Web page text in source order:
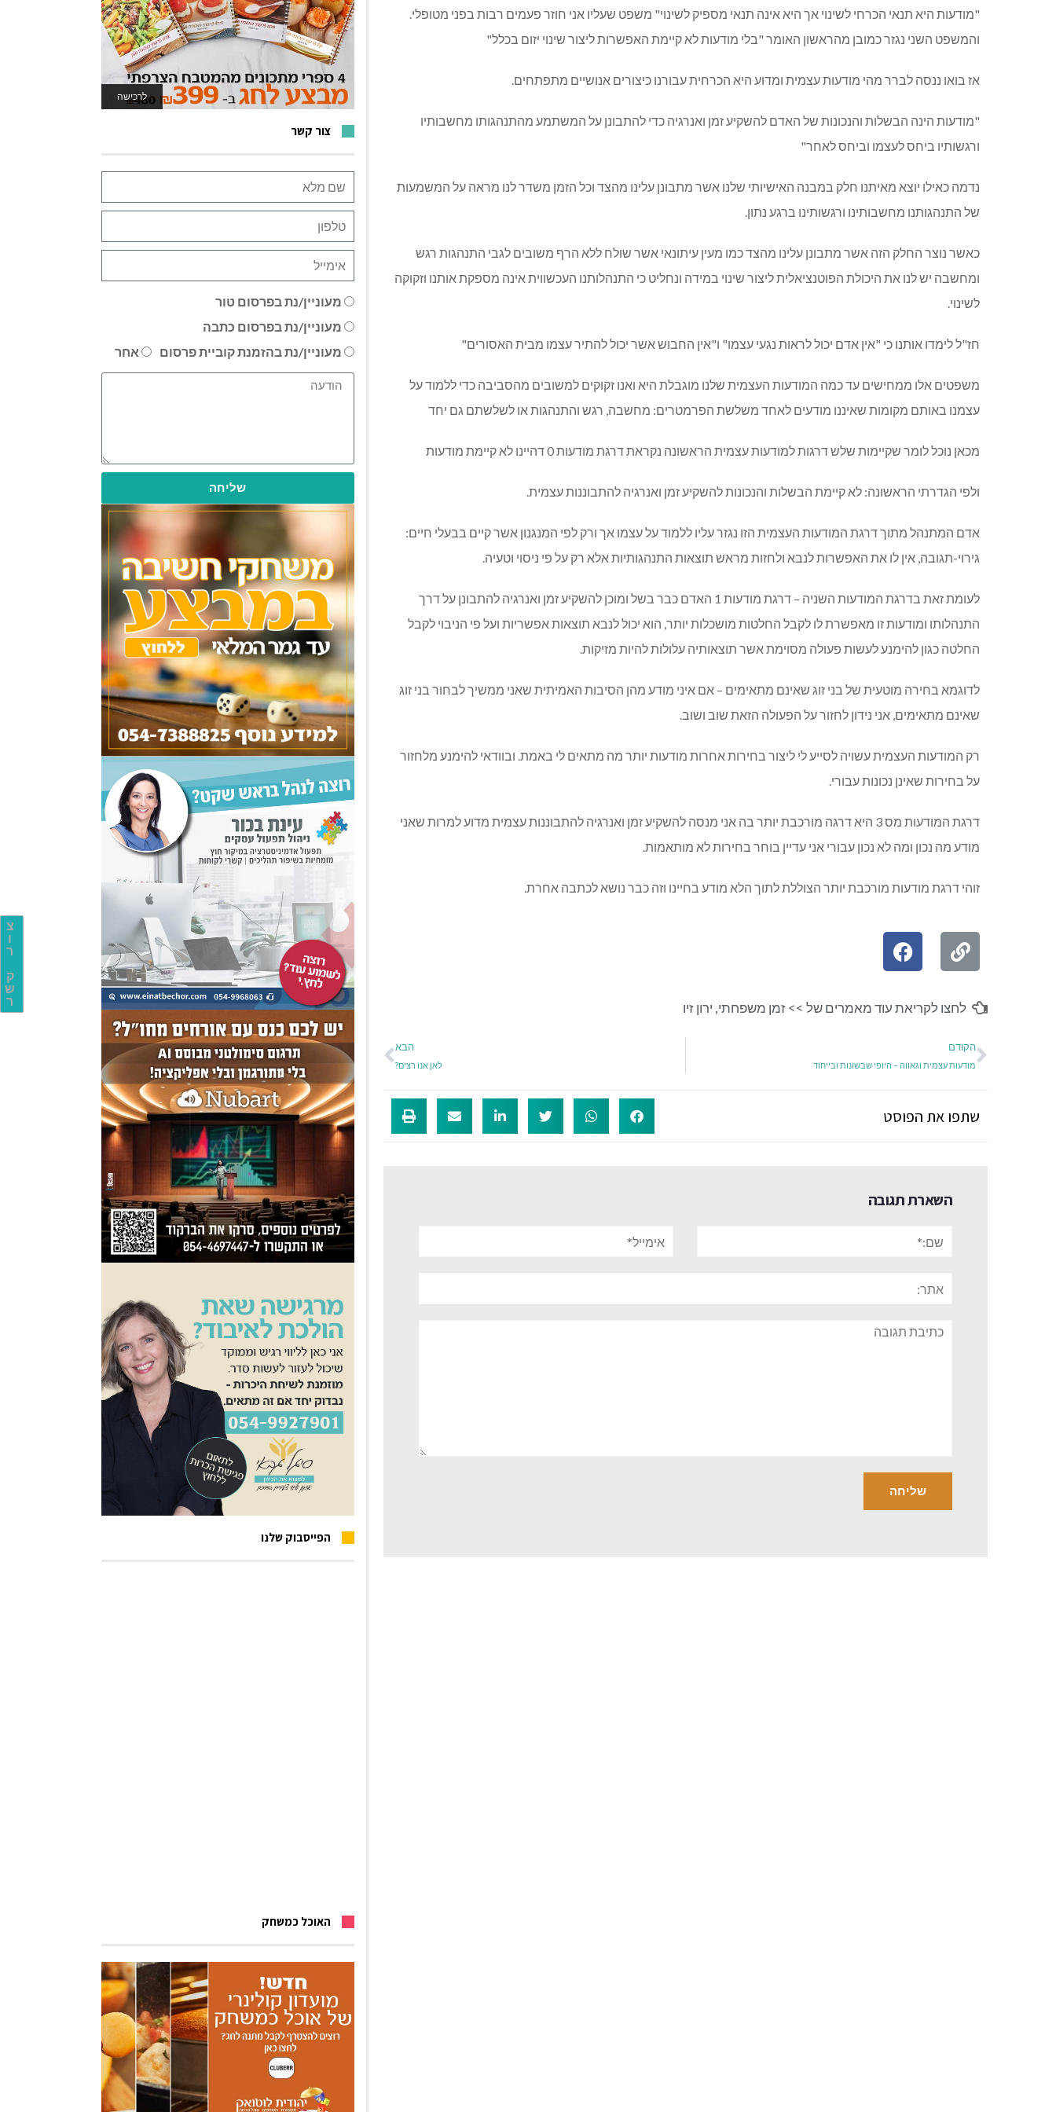
צ
ו
ר
ק
ש
ר
"מודעות היא תנאי הכרחי לשינוי אך היא אינה תנאי מספיק לשינוי" משפט שעליו אני חוזר פעמים רבות בפני מטופלי.
והמשפט השני נגזר כמובן מהראשון האומר "בלי מודעות לא קיימת האפשרות ליצור שינוי יזום בכלל"
אז בואו ננסה לברר מהי מודעות עצמית ומדוע היא הכרחית עבורנו כיצורים אנושיים מתפתחים.
"מודעות הינה הבשלות והנכונות של האדם להשקיע זמן ואנרגיה כדי להתבונן על המשתמע מהתנהגותו מחשבותיו
ורגשותיו ביחס לעצמו וביחס לאחר"
נדמה כאילו יוצא מאיתנו חלק במבנה האישיותי שלנו אשר מתבונן עלינו מהצד וכל הזמן משדר לנו מראה על המשמעות
של התנהגותנו מחשבותינו ורגשותינו ברגע נתון.
כאשר נוצר החלק הזה אשר מתבונן עלינו מהצד כמו מעין עיתונאי אשר שולח ללא הרף משובים לגבי התנהגות רגש
ומחשבה יש לנו את היכולת הפוטנציאלית ליצור שינוי במידה ונחליט כי התנהלותנו העכשווית אינה מספקת אותנו וזקוקה
לשינוי.
חז"ל לימדו אותנו כי "אין אדם יכול לראות נגעי עצמו" ו"אין החבוש אשר יכול להתיר עצמו מבית האסורים"
משפטים אלו ממחישים עד כמה המודעות העצמית שלנו מוגבלת היא ואנו זקוקים למשובים מהסביבה כדי ללמוד על
עצמנו באותם מקומות שאיננו מודעים לאחד משלשת הפרמטרים: מחשבה, רגש והתנהגות או לשלשתם גם יחד
מכאן נוכל לומר שקיימות שלש דרגות למודעות עצמית הראשונה נקראת דרגת מודעות 0 דהיינו לא קיימת מודעות
ולפי הגדרתי הראשונה: לא קיימת הבשלות והנכונות להשקיע זמן ואנרגיה להתבוננות עצמית.
אדם המתנהל מתוך דרגת המודעות העצמית הזו נגזר עליו ללמוד על עצמו אך ורק לפי המנגנון אשר קיים בבעלי חיים:
גירוי-תגובה, אין לו את האפשרות לנבא ולחזות מראש תוצאות התנהגותיות אלא רק על פי ניסוי וטעיה.
לעומת זאת בדרגת המודעות השניה – דרגת מודעות 1 האדם כבר בשל ומוכן להשקיע זמן ואנרגיה להתבונן על דרך
התנהלותו ומודעות זו מאפשרת לו לקבל החלטות מושכלות יותר, הוא יכול לנבא תוצאות אפשריות ועל פי הניבוי לקבל
החלטה כגון להימנע לעשות פעולה מסוימת אשר תוצאותיה עלולות להיות מזיקות.
לדוגמא בחירה מוטעית של בני זוג שאינם מתאימים – אם איני מודע מהן הסיבות האמיתית שאני ממשיך לבחור בני זוג
שאינם מתאימים, אני נידון לחזור על הפעולה הזאת שוב ושוב.
רק המודעות העצמית עשויה לסייע לי ליצור בחירות אחרות מודעות יותר מה מתאים לי באמת. ובוודאי להימנע מלחזור
על בחירות שאינן נכונות עבורי.
דרגת המודעות מס 3 היא דרגה מורכבת יותר בה אני מנסה להשקיע זמן ואנרגיה להתבוננות עצמית מדוע למרות שאני
מודע מה נכון ומה לא נכון עבורי אני עדיין בוחר בחירות לא מותאמות.
זוהי דרגת מודעות מורכבת יותר הצוללת לתוך הלא מודע בחיינו וזה כבר נושא לכתבה אחרת.
לחצו לקריאת עוד מאמרים של >>זמן משפחתי, ירון זיו
הקודם
מודעות עצמית וגאווה – היופי שבשונות ובייחוד
הבא
לאן אנו רצים?
שתפו את הפוסט
השארת תגובה
תגובה
לרכישה
לאתר המשחקים
צור קשר
מעוניין/נת בפרסום טור
מעוניין/נת בפרסום כתבה
מעוניין/נת בהזמנת קוביית פרסום
אחר
שליחה
הפייסבוק שלנו
האוכל כמשחק